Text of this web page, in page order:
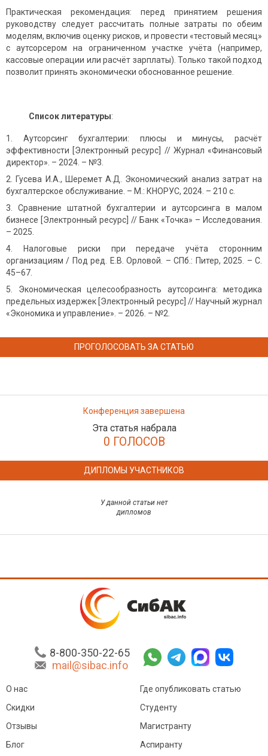
Практическая рекомендация: перед принятием решения
руководству следует рассчитать полные затраты по обеим
моделям, включив оценку рисков, и провести «тестовый месяц»
с аутсорсером на ограниченном участке учёта (например,
кассовые операции или расчёт зарплаты). Только такой подход
позволит принять экономически обоснованное решение.
Список литературы:
Аутсорсинг бухгалтерии: плюсы и минусы, расчёт
эффективности [Электронный ресурс] // Журнал «Финансовый
директор». – 2024. – №3.
Гусева И.А., Шеремет А.Д. Экономический анализ затрат на
бухгалтерское обслуживание. – М.: КНОРУС, 2024. – 210 с.
Сравнение штатной бухгалтерии и аутсорсинга в малом
бизнесе [Электронный ресурс] // Банк «Точка» – Исследования.
– 2025.
Налоговые риски при передаче учёта сторонним
организациям / Под ред. Е.В. Орловой. – СПб.: Питер, 2025. – С.
45–67.
Экономическая целесообразность аутсорсинга: методика
предельных издержек [Электронный ресурс] // Научный журнал
«Экономика и управление». – 2026. – №2.
ПРОГОЛОСОВАТЬ ЗА СТАТЬЮ
Конференция завершена
Эта статья набрала
0 ГОЛОСОВ
ДИПЛОМЫ УЧАСТНИКОВ
У данной статьи нет
дипломов
8-800-350-22-65
mail@sibac.info
О нас
Скидки
Отзывы
Блог
Где опубликовать статью
Студенту
Магистранту
Аспиранту